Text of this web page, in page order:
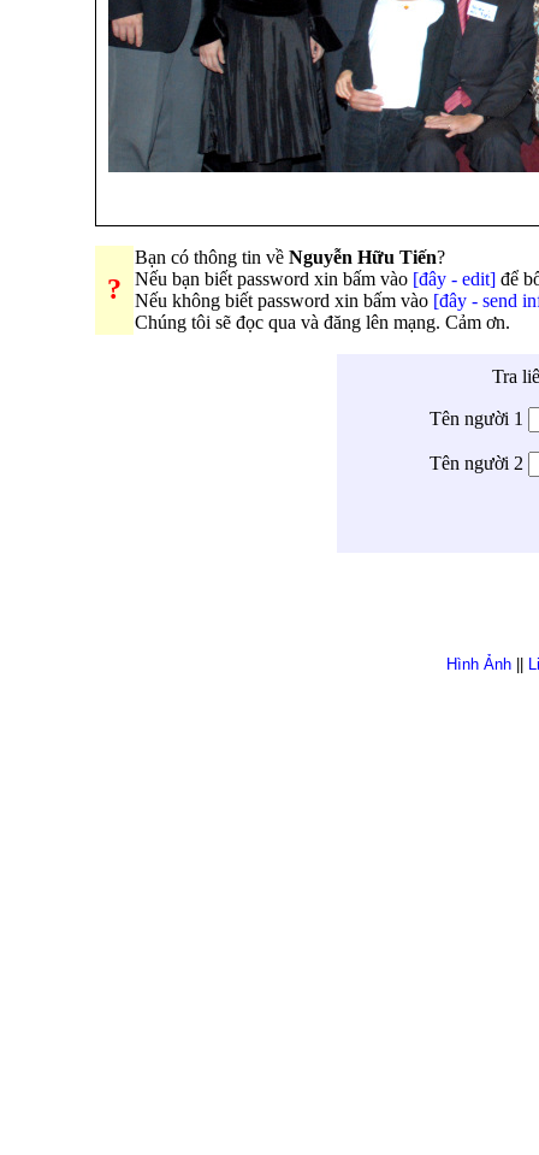
?
Bạn có thông tin về Nguyễn Hữu Tiến?
Nếu bạn biết password xin bấm vào [đây - edit] để
Nếu không biết password xin bấm vào [đây - send
Chúng tôi sẽ đọc qua và đăng lên mạng. Cảm ơn.
Tra
Tên người 1
Tên người 2
Hình Ảnh